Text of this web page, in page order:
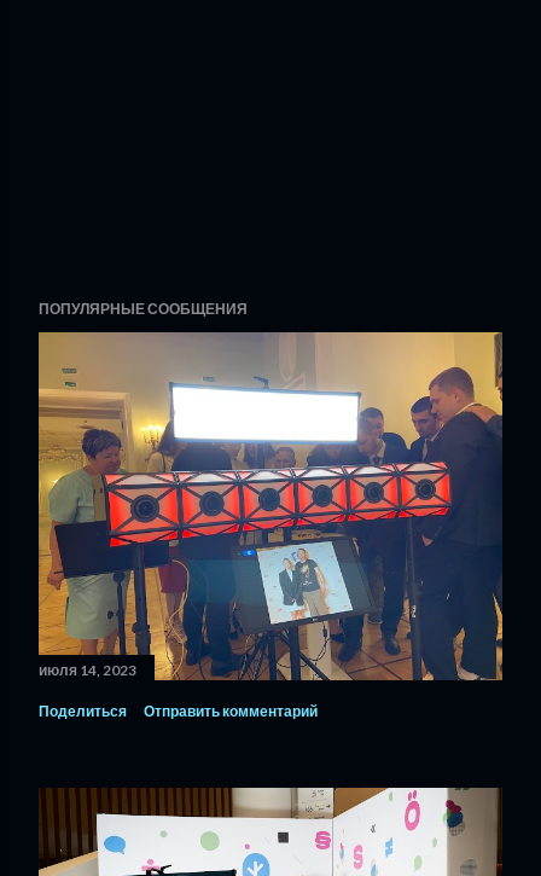
ПОПУЛЯРНЫЕ СООБЩЕНИЯ
июля 14, 2023
Поделиться Отправить комментарий